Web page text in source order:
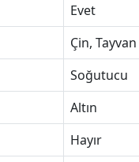
Evet
Çin, Tayvan
Soğutucu
Altın
Hayır